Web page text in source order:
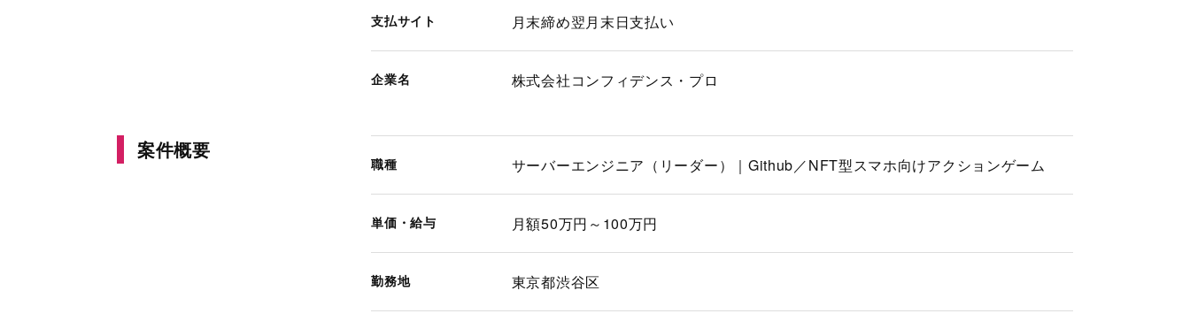
支払サイト 月末締め翌月末日支払い
企業名 株式会社コンフィデンス・プロ
案件概要
職種 サーバーエンジニア（リーダー）｜Github／NFT型スマホ向けアクションゲーム
単価・給与 月額50万円～100万円
勤務地 東京都渋谷区